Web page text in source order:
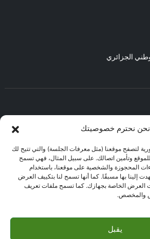
نحن نحترم خصوصيتك
لتصفح موقعنا (مثل معرفات الجلسة) والتي تتيح لك
وتأمين اتصالك. على سبيل المثال، فهي تسمح
المحجوزة والشخصية على موقعنا، باستخدام
إلينا بها مسبقًا. كما أنها تسمح لنا بتكييف العرض
العرض الخاصة بجهازك. كما تسمح ملفات تعريف
والمخصص.
يقبل
الجزائري